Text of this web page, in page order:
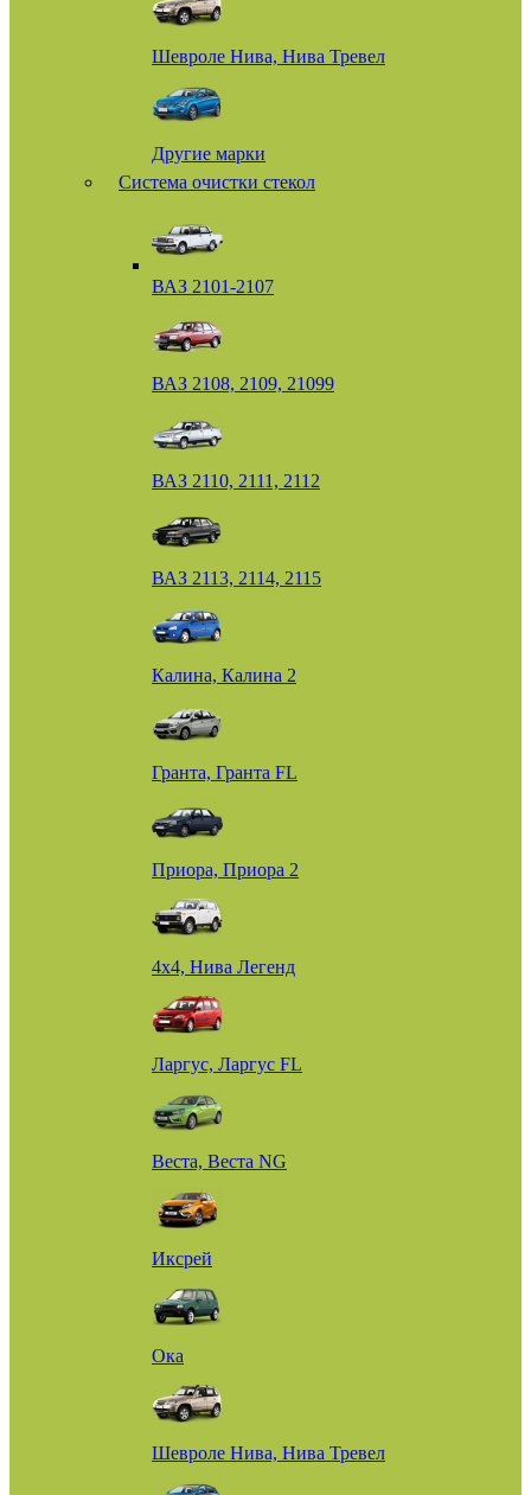
Шевроле Нива, Нива Тревел
Другие марки
Система очистки стекол
ВАЗ 2101-2107
ВАЗ 2108, 2109, 21099
ВАЗ 2110, 2111, 2112
ВАЗ 2113, 2114, 2115
Калина, Калина 2
Гранта, Гранта FL
Приора, Приора 2
4х4, Нива Легенд
Ларгус, Ларгус FL
Веста, Веста NG
Иксрей
Ока
Шевроле Нива, Нива Тревел